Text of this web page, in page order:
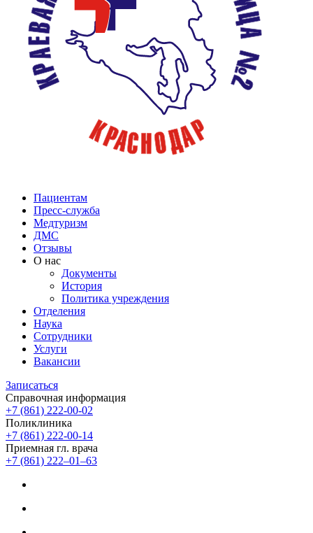
Пациентам
Пресс-служба
Медтуризм
ДМС
Отзывы
О нас
Документы
История
Политика учреждения
Отделения
Наука
Сотрудники
Услуги
Вакансии
Записаться
Справочная информация
+7 (861) 222-00-02
Поликлиника
+7 (861) 222-00-14
Приемная гл. врача
+7 (861) 222‒01‒63